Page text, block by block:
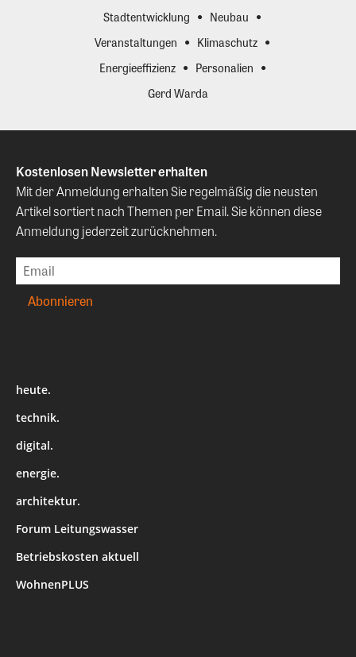
Stadtentwicklung
Neubau
Veranstaltungen
Klimaschutz
Energieeffizienz
Personalien
Gerd Warda
Kostenlosen Newsletter erhalten
Mit der Anmeldung erhalten Sie regelmäßig die neusten
Artikel sortiert nach Themen per Email. Sie können diese
Anmeldung jederzeit zurücknehmen.
heute.
technik.
digital.
energie.
architektur.
Forum Leitungswasser
Betriebskosten aktuell
WohnenPLUS